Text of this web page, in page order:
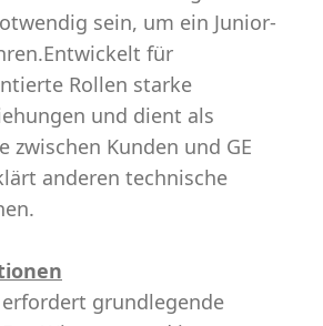
sein, um ein Junior-
für
Rollen starke
und dient als
zwischen Kunden und GE
anderen technische
erfordert grundlegende